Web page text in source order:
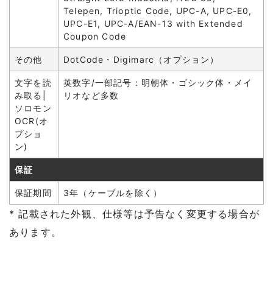
Telepen, Trioptic Code, UPC-A, UPC-E0,
UPC-E1, UPC-A/EAN-13 with Extended
Coupon Code
その他 DotCode・Digimarc（オプション）
文字を読
み取る|
ソロモン
OCR(オ
プショ
ン)
英数字/一部記号：明朝体・ゴシック体・メイ
リオなど多数
保証
保証期間 3年（ケーブルを除く）
* 記載された外観、仕様等は予告なく変更する場合が
あります。